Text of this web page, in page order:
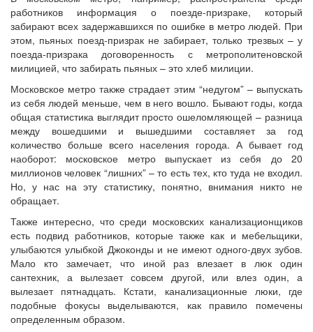
работников информация о поезде-призраке, который
забирают всех задержавшихся по ошибке в метро людей. При
этом, пьяных поезд-призрак не забирает, только трезвых – у
поезда-призрака договоренность с метрополитеновской
милицией, что забирать пьяных – это хлеб милиции.
Московское метро также страдает этим “недугом” – выпускать
из себя людей меньше, чем в него вошло. Бывают годы, когда
общая статистика выглядит просто ошеломляющей – разница
между вошедшими и вышедшими составляет за год
количество больше всего населения города. А бывает год
наоборот: московское метро выпускает из себя до 20
миллионов человек “лишних” – то есть тех, кто туда не входил.
Но, у нас на эту статистику, понятно, внимания никто не
обращает.
Также интересно, что среди московских канализационщиков
есть подвид работников, которые также как и мебельщики,
улыбаются улыбкой Джоконды и не имеют одного-двух зубов.
Мало кто замечает, что иной раз влезает в люк один
сантехник, а вылезает совсем другой, или влез один, а
вылезает пятнадцать. Кстати, канализационные люки, где
подобные фокусы выделываются, как правило помечены
определенным образом.